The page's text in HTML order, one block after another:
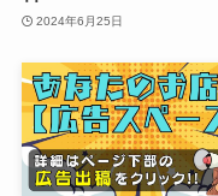
2024年6月25日